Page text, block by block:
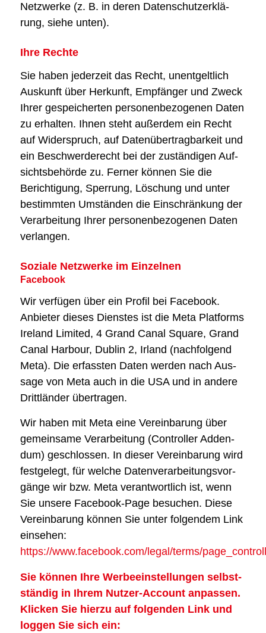
Netz­wer­ke (z. B. in deren Daten­schutz­er­klä­
rung, sie­he unten).
Ihre Rech­te
Sie haben jeder­zeit das Recht, unent­gelt­lich
Aus­kunft über Her­kunft, Emp­fän­ger und Zweck
Ihrer gespei­cher­ten per­so­nen­be­zo­ge­nen Daten
zu erhal­ten. Ihnen steht außer­dem ein Recht
auf Wider­spruch, auf Daten­über­trag­bar­keit und
ein Beschwer­de­recht bei der zustän­di­gen Auf­
sichts­be­hör­de zu. Fer­ner kön­nen Sie die
Berich­ti­gung, Sper­rung, Löschung und unter
bestimm­ten Umstän­den die Ein­schrän­kung der
Ver­ar­bei­tung Ihrer per­so­nen­be­zo­ge­nen Daten
ver­lan­gen.
Sozia­le Netz­wer­ke im Ein­zel­nen
Face­book
Wir ver­fü­gen über ein Pro­fil bei Face­book.
Anbie­ter die­ses Diens­tes ist die Meta Plat­forms
Ire­land Limi­t­ed, 4 Grand Canal Squa­re, Grand
Canal Har­bour, Dub­lin 2, Irland (nach­fol­gend
Meta). Die erfass­ten Daten wer­den nach Aus­
sa­ge von Meta auch in die USA und in ande­re
Dritt­län­der über­tra­gen.
Wir haben mit Meta eine Ver­ein­ba­rung über
gemein­sa­me Ver­ar­bei­tung (Con­trol­ler Adden­
dum) geschlos­sen. In die­ser Ver­ein­ba­rung wird
fest­ge­legt, für wel­che Daten­ver­ar­bei­tungs­vor­
gän­ge wir bzw. Meta ver­ant­wort­lich ist, wenn
Sie unse­re Face­book-Page besu­chen. Die­se
Ver­ein­ba­rung kön­nen Sie unter fol­gen­dem Link
ein­se­hen:
https://www.facebook.com/legal/terms/
Sie kön­nen Ihre Wer­be­ein­stel­lun­gen selbst­
stän­dig in Ihrem Nut­zer-Account anpas­sen.
Kli­cken Sie hier­zu auf fol­gen­den Link und
log­gen Sie sich ein: